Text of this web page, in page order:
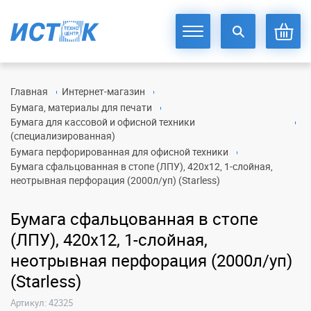
Главная
Интернет-магазин
Бумага, материалы для печати
Бумага для кассовой и офисной техники
(специализированная)
Бумага перфорированная для офисной техники
Бумага сфальцованная в стопе (ЛПУ), 420х12, 1-слойная,
неотрывная перфорация (2000л/уп) (Starless)
Бумага сфальцованная в стопе
(ЛПУ), 420х12, 1-слойная,
неотрывная перфорация (2000л/уп)
(Starless)
Артикул: 42325